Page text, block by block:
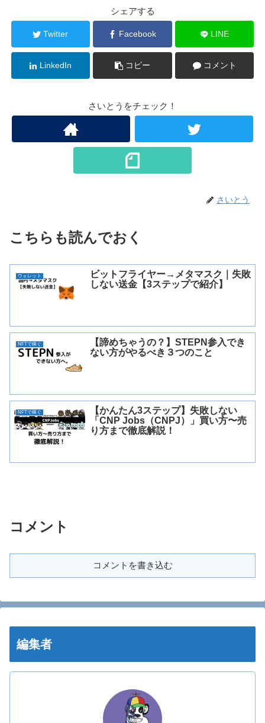
シェアする
Twitter Facebook LINE
LinkedIn コピー コメント
さいとうをチェック！
さいとう
こちらも読んでおく
ウォレット
ビットフライヤー→メタマスク｜失敗
しない送金【3ステップで紹介】
NFTで稼ぐ
【諦めちゃうの？】STEPN参入でき
ない方がやるべき３つのこと
NFTで稼ぐ
【かんたん3ステップ】失敗しない
「CNP Jobs（CNPJ）」買い方〜売
り方まで徹底解説！
コメント
コメントを書き込む
編集者